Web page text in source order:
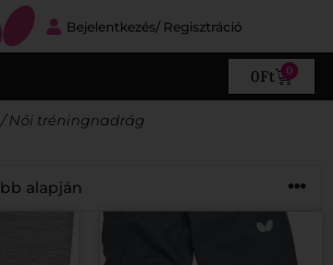
Bejelentkezés/ Regisztráció
0Ft 0
/ Női tréningnadrág